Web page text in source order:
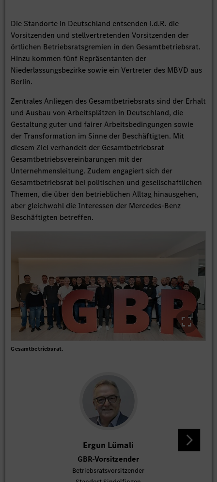
Die Standorte in Deutschland entsenden i.d.R. die
Vorsitzenden und stellvertretenden Vorsitzenden der
örtlichen Betriebsratsgremien in den Gesamtbetriebsrat.
Hinzu kommen fünf Repräsentanten der
Niederlassungsbezirke sowie ein Vertreter des MBVD aus
Berlin.
Zentrales Anliegen des Gesamtbetriebsrats sind der Erhalt
und Ausbau von Arbeitsplätzen in Deutschland, die
Gestaltung guter und fairer Arbeitsbedingungen sowie
der Transformation im Sinne der Beschäftigten. Mit
diesem Ziel verhandelt der Gesamtbetriebsrat
Gesamtbetriebsvereinbarungen mit der
Unternehmensleitung. Zudem engagiert sich der
Gesamtbetriebsrat bei politischen und gesellschaftlichen
Themen, die über den betrieblichen Alltag hinausgehen,
aber gleichwohl die Interessen der Mercedes-Benz
Beschäftigten betreffen.
Gesamtbetriebsrat.
Ergun Lümali
GBR-Vorsitzender
Betriebsratsvorsitzender